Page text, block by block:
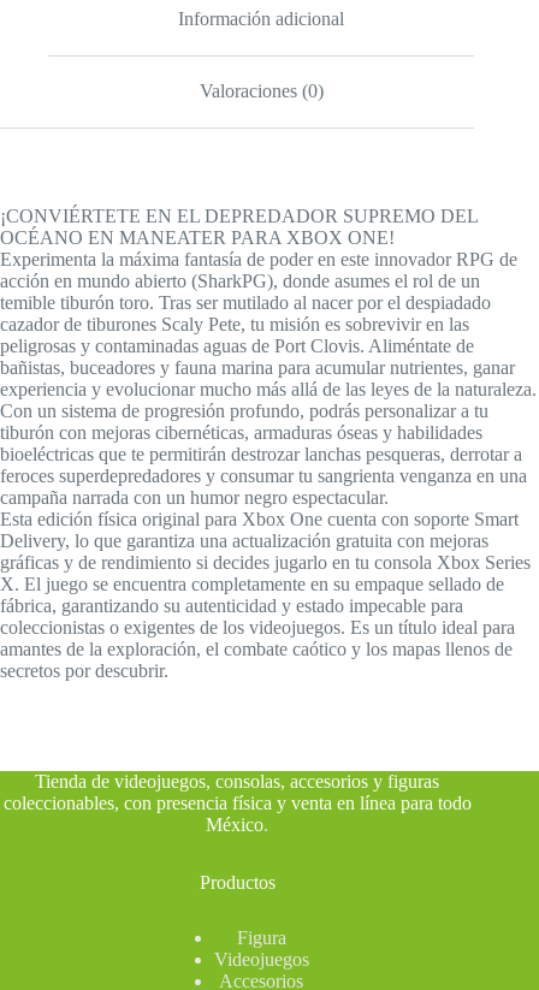
Información adicional
Valoraciones (0)
¡CONVIÉRTETE EN EL DEPREDADOR SUPREMO DEL
OCÉANO EN MANEATER PARA XBOX ONE!
Experimenta la máxima fantasía de poder en este innovador RPG de
acción en mundo abierto (SharkPG), donde asumes el rol de un
temible tiburón toro. Tras ser mutilado al nacer por el despiadado
cazador de tiburones Scaly Pete, tu misión es sobrevivir en las
peligrosas y contaminadas aguas de Port Clovis. Aliméntate de
bañistas, buceadores y fauna marina para acumular nutrientes, ganar
experiencia y evolucionar mucho más allá de las leyes de la naturaleza.
Con un sistema de progresión profundo, podrás personalizar a tu
tiburón con mejoras cibernéticas, armaduras óseas y habilidades
bioeléctricas que te permitirán destrozar lanchas pesqueras, derrotar a
feroces superdepredadores y consumar tu sangrienta venganza en una
campaña narrada con un humor negro espectacular.
Esta edición física original para Xbox One cuenta con soporte Smart
Delivery, lo que garantiza una actualización gratuita con mejoras
gráficas y de rendimiento si decides jugarlo en tu consola Xbox Series
X. El juego se encuentra completamente en su empaque sellado de
fábrica, garantizando su autenticidad y estado impecable para
coleccionistas o exigentes de los videojuegos. Es un título ideal para
amantes de la exploración, el combate caótico y los mapas llenos de
secretos por descubrir.
Tienda de videojuegos, consolas, accesorios y figuras
coleccionables, con presencia física y venta en línea para todo
México.
Productos
Figura
Videojuegos
Accesorios